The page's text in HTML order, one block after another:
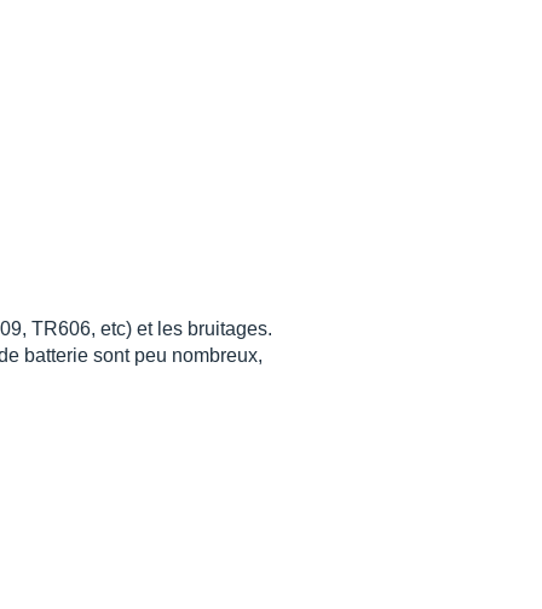
TR606, etc) et les bruitages.
batterie sont peu nombreux,